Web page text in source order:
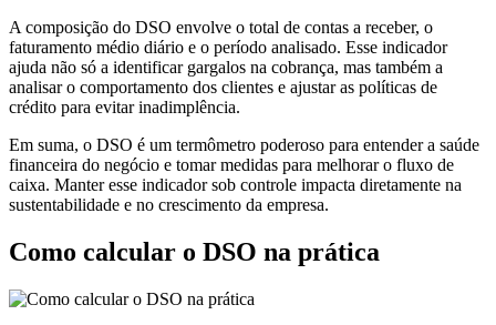
A composição do DSO envolve o total de contas a receber, o
faturamento médio diário e o período analisado. Esse indicador
ajuda não só a identificar gargalos na cobrança, mas também a
analisar o comportamento dos clientes e ajustar as políticas de
crédito para evitar inadimplência.
Em suma, o DSO é um termômetro poderoso para entender a saúde
financeira do negócio e tomar medidas para melhorar o fluxo de
caixa. Manter esse indicador sob controle impacta diretamente na
sustentabilidade e no crescimento da empresa.
Como calcular o DSO na prática